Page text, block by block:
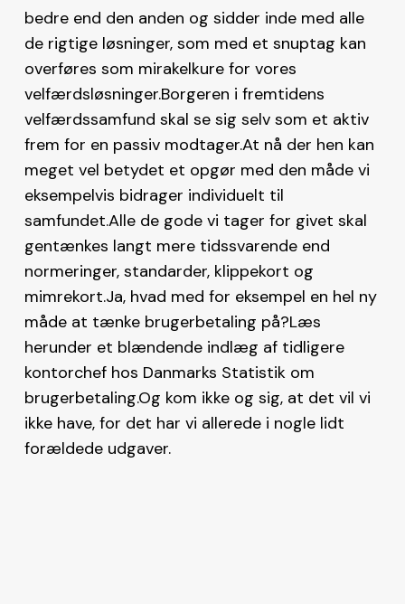
bedre end den anden og sidder inde med alle
de rigtige løsninger, som med et snuptag kan
overføres som mirakelkure for vores
velfærdsløsninger.Borgeren i fremtidens
velfærdssamfund skal se sig selv som et aktiv
frem for en passiv modtager.At nå der hen kan
meget vel betydet et opgør med den måde vi
eksempelvis bidrager individuelt til
samfundet.Alle de gode vi tager for givet skal
gentænkes langt mere tidssvarende end
normeringer, standarder, klippekort og
mimrekort.Ja, hvad med for eksempel en hel ny
måde at tænke brugerbetaling på?Læs
herunder et blændende indlæg af tidligere
kontorchef hos Danmarks Statistik om
brugerbetaling.Og kom ikke og sig, at det vil vi
ikke have, for det har vi allerede i nogle lidt
forældede udgaver.